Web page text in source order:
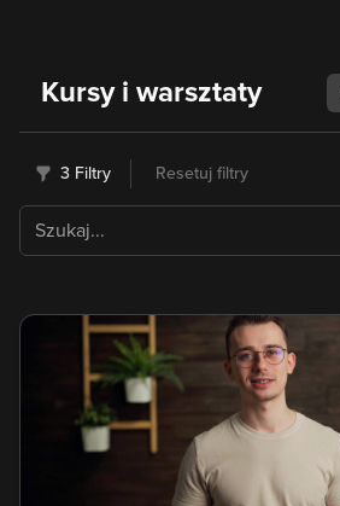
Kursy i warsztaty
3 Filtry Resetuj filtry